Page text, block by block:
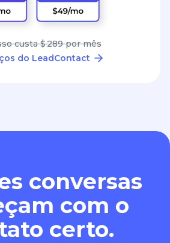
custa $ 289 por mês
do LeadContact
conversas
com o
certo.